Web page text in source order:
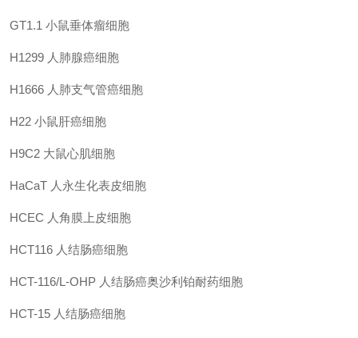
GT1.1 小鼠垂体瘤细胞
H1299 人肺腺癌细胞
H1666 人肺支气管癌细胞
H22 小鼠肝癌细胞
H9C2 大鼠心肌细胞
HaCaT 人永生化表皮细胞
HCEC 人角膜上皮细胞
HCT116 人结肠癌细胞
HCT-116/L-OHP 人结肠癌奥沙利铂耐药细胞
HCT-15 人结肠癌细胞